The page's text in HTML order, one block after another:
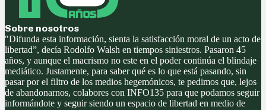
Sobre nosotros
"Difunda esta información, sienta la satisfacción moral de un acto de
libertad”, decía Rodolfo Walsh en tiempos siniestros. Pasaron 45
años, y aunque el macrismo no este en el poder continúa el blindaje
mediático. Justamente, para saber qué es lo que está pasando, sin
pasar por el filtro de los medios hegemónicos, te pedimos que, lejos
de abandonarnos, colabores con INFO135 para que podamos seguir
informándote y seguir siendo un espacio de libertad en medio de